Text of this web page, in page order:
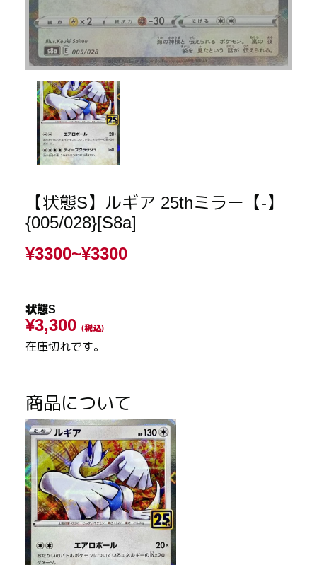
【状態S】ルギア 25thミラー【-】
{005/028}[S8a]
¥3300~¥3300
状態S
¥3,300 (税込)
在庫切れです。
商品について